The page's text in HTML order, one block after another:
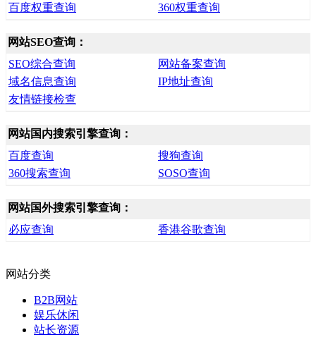
百度权重查询
360权重查询
网站SEO查询：
SEO综合查询
网站备案查询
域名信息查询
IP地址查询
友情链接检查
网站国内搜索引擎查询：
百度查询
搜狗查询
360搜索查询
SOSO查询
网站国外搜索引擎查询：
必应查询
香港谷歌查询
网站分类
B2B网站
娱乐休闲
站长资源